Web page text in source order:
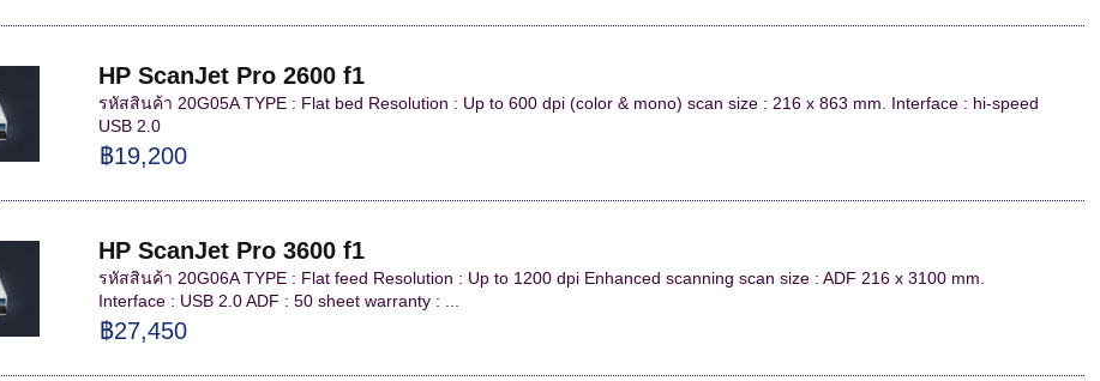
HP ScanJet Pro 2600 f1
รหัสสินค้า 20G05A TYPE : Flat bed Resolution : Up to 600 dpi (color & mono) scan size : 216 x 863 mm. Interface : hi-speed
USB 2.0
฿19,200
HP ScanJet Pro 3600 f1
รหัสสินค้า 20G06A TYPE : Flat feed Resolution : Up to 1200 dpi Enhanced scanning scan size : ADF 216 x 3100 mm.
Interface : USB 2.0 ADF : 50 sheet warranty : ...
฿27,450